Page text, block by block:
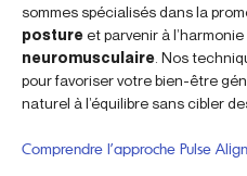
sommes spécialisés dans la
postureet parvenir à
neuromusculaire . Nos
pour favoriser votre bien-être
naturel à l’équilibre sans cibler
Comprendre l’approche Pulse Align